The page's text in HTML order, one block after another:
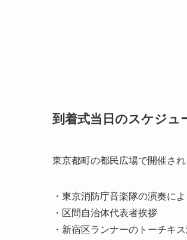
到着式当日のスケジュ
東京都町の都民広場で開催さ
・東京消防庁音楽隊の演奏に
・区間自治体代表者挨拶
・新宿区ランナーのトーチキ